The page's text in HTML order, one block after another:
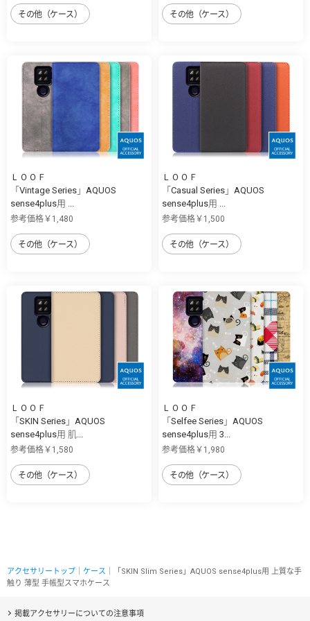
その他（ケース） その他（ケース）
ＬＯＯＦ
「Vintage Series」AQUOS
sense4plus用 ...
参考価格￥1,480
その他（ケース）
ＬＯＯＦ
「Casual Series」AQUOS
sense4plus用 ...
参考価格￥1,500
その他（ケース）
ＬＯＯＦ
「SKIN Series」AQUOS
sense4plus用 肌...
参考価格￥1,580
その他（ケース）
ＬＯＯＦ
「Selfee Series」AQUOS
sense4plus用 3...
参考価格￥1,980
その他（ケース）
アクセサリートップ ケース ｜「SKIN Slim Series」AQUOS sense4plus用 上質な手
触り 薄型 手帳型スマホケース
掲載アクセサリーについての注意事項